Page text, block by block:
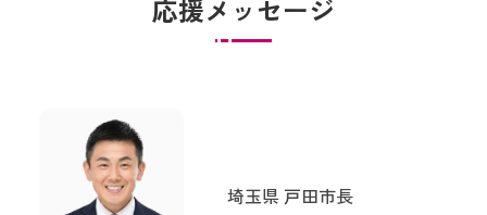
応援メッセージ
埼玉県 戸田市長